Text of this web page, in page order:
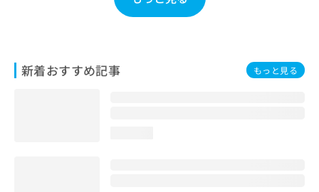
新着おすすめ記事 もっと見る
わ
せ